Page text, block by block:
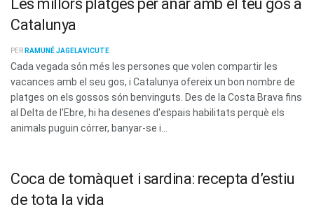
Les millors platges per anar amb el teu gos a
Catalunya
PER RAMUNÉ JAGELAVICUTE
Cada vegada són més les persones que volen compartir les
vacances amb el seu gos, i Catalunya ofereix un bon nombre de
platges on els gossos són benvinguts. Des de la Costa Brava fins
al Delta de l'Ebre, hi ha desenes d'espais habilitats perquè els
animals puguin córrer, banyar-se i...
Coca de tomàquet i sardina: recepta d’estiu
de tota la vida